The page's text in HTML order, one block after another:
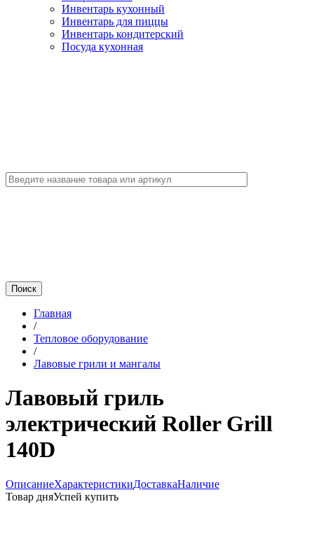
Инвентарь кухонный
Инвентарь для пиццы
Инвентарь кондитерский
Посуда кухонная
Главная
/
Тепловое оборудование
/
Лавовые грили и мангалы
Лавовый гриль
электрический Roller Grill
140D
ОписаниеХарактеристикиДоставкаНаличие
Товар дняУспей купить